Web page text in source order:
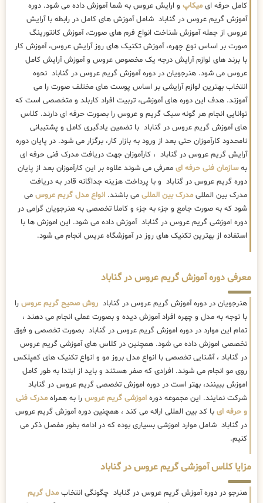
کامل حرفه ای میکاپ و ارایش عروس به شما آموزش داده می شود. دوره
آموزش گریم عروس در گناباد شامل آموزش های کامل در رابطه با آرایش
عروس از جمله آموزش شناخت انواع فرم های صورت، آموزش کانتورینگ
صورت بر اساس نوع چهره، آموزش تکنیک های روز آرایش عروس، آموزش کار
با برند های لوازم آرایش درجه یک مخصوص عروس و آموزش آرایش کامل
عروس می شود. هنرجویان در دوره آموزش گریم عروس در گناباد نحوه
انتخاب بهترین لوازم آرایشی بر اساس پوست های مختلف صورت را می
آموزند. هدف این دوره های آموزشی، تربیت افراد کاربلد و متخصصی است که
توانایی انجام هر گونه سبک گریم و عروس را بصورت حرفه ای دارند. کلاس
های آموزش گریم عروس در گناباد با تضمین یادگیری کامل و پشتیبانی
نامحدود کارآموزان حتی بعد از ورود به بازار کار، برگزار می شود. در پایان دوره
آرایش گریم عروس در گناباد ، کارآموزان جهت دریافت مدرک فنی حرفه ای
بهسازمان فنی حرفه ای معرفی می شوند علاوه بر این کارآموزان بعد از پایان
دوره گریم عروس در گناباد و با پرداخت هزینه جداگانه قادر به دریافت
مدرک بین المللی مدرک بین المللی می باشند. انواع مدل گریم عروس می
شود که به صورت جامع و جزء به جزء و کاملا تخصصی به هنرجویان گرامی در
دوره اموزشی گریم عروس در گناباد آموزش داده می شود. این اموزش ها با
استفاده از بهترین تکنیک های روز در آموزشگاه عریس انجام می شود.
معرفی دوره آموزش گریم عروس در گناباد
هنرجویان در دوره آموزش گریم عروس در گناباد روش صحیح گریم عروس را
با توجه به مدل و چهره افراد آموزش دیده و بصورت عملی انجام می دهند ،
تمام این موارد در دوره اموزش گریم عروس در گناباد بصورت تخصصی و فوق
تخصصی اموزش داده می شود. همچنین در کلاس های آموزشی گریم عروس
در گناباد ، آشنایی تخصصی با انواع مدل بروز مو و انواع تکنیک های کمپلکس
روی مو انجام می شوند. افرادی که صفر هستند و باید از ابتدا به طور کامل
اموزش ببینند، بهتر است در دوره اموزش تخصصی گریم عروس در گناباد
شرکت نمایند. این مجموعه دوره اموزشی گریم عروس را به همراه مدرک فنی
و حرفه ای با کد بین المللی ارائه می کند ، همچنین دوره آموزش گریم عروس
در گناباد شامل موارد اموزشی بسیاری بوده که در ادامه بطور مفصل ذکر می
کنیم.
مزایا کلاس آموزشی گریم عروس در گناباد
هنرجو در دوره آموزش گریم عروس در گناباد چگونگی انتخاب مدل گریم